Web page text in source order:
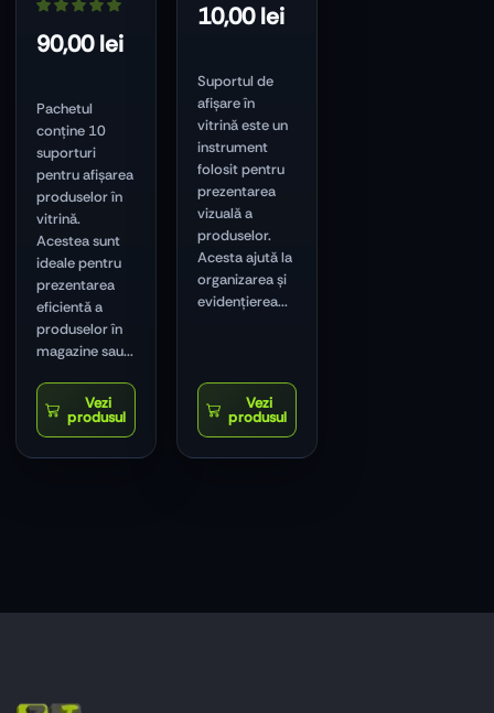
90,00lei
Pachetul
conține 10
suporturi
pentru afișarea
produselor în
vitrină.
Acestea sunt
ideale pentru
prezentarea
eficientă a
produselor în
magazine sau...
10,00lei
Suportul de
afișare în
vitrină este un
instrument
folosit pentru
prezentarea
vizuală a
produselor.
Acesta ajută la
organizarea și
evidențierea...